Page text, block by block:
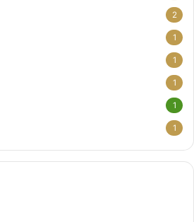
2
1
1
1
1
1